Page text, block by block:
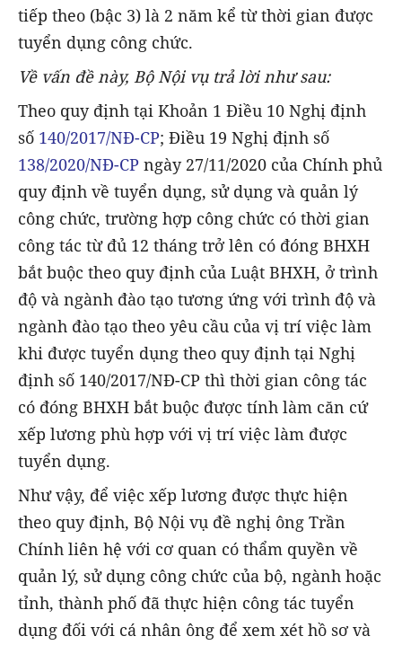
tiếp theo (bậc 3) là 2 năm kể từ thời gian được
tuyển dụng công chức.
Về vấn đề này, Bộ Nội vụ trả lời như sau:
Theo quy định tại Khoản 1 Điều 10 Nghị định
số 140/2017/NĐ-CP; Điều 19 Nghị định số
138/2020/NĐ-CP ngày 27/11/2020 của Chính phủ
quy định về tuyển dụng, sử dụng và quản lý
công chức, trường hợp công chức có thời gian
công tác từ đủ 12 tháng trở lên có đóng BHXH
bắt buộc theo quy định của Luật BHXH, ở trình
độ và ngành đào tạo tương ứng với trình độ và
ngành đào tạo theo yêu cầu của vị trí việc làm
khi được tuyển dụng theo quy định tại Nghị
định số 140/2017/NĐ-CP thì thời gian công tác
có đóng BHXH bắt buộc được tính làm căn cứ
xếp lương phù hợp với vị trí việc làm được
tuyển dụng.
Như vậy, để việc xếp lương được thực hiện
theo quy định, Bộ Nội vụ đề nghị ông Trần
Chính liên hệ với cơ quan có thẩm quyền về
quản lý, sử dụng công chức của bộ, ngành hoặc
tỉnh, thành phố đã thực hiện công tác tuyển
dụng đối với cá nhân ông để xem xét hồ sơ và